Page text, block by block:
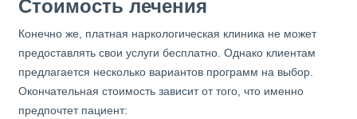
Стоимость лечения
Конечно же, платная наркологическая клиника не может
предоставлять свои услуги бесплатно. Однако клиентам
предлагается несколько вариантов программ на выбор.
Окончательная стоимость зависит от того, что именно
предпочтет пациент: